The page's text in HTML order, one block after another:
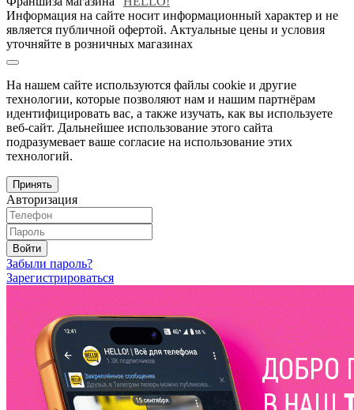
Информация на сайте носит информационный характер и не
является публичной офертой. Актуальные цены и условия
уточняйте в розничных магазинах
На нашем сайте используются файлы cookie и другие
технологии, которые позволяют нам и нашим партнёрам
идентифицировать вас, а также изучать, как вы используете
веб-сайт. Дальнейшее использование этого сайта
подразумевает ваше согласие на использование этих
технологий.
Принять
Авторизация
Войти
Забыли пароль?
Зарегистрироваться